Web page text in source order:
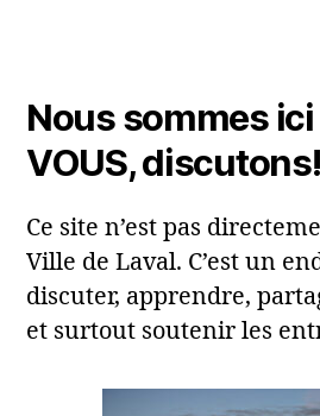
Nous sommes
VOUS, discutons!
Ce site n’est pas
Ville de Laval. C’est un
discuter, apprendre,
et surtout soutenir les